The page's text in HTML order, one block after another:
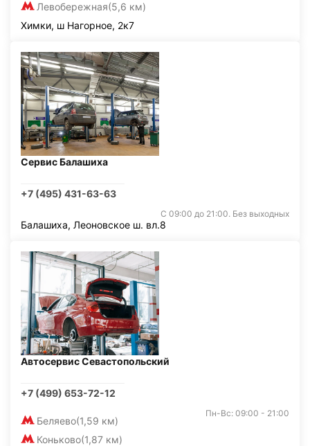
Левобережная(5,6 км)
Химки, ш Нагорное, 2к7
Сервис Балашиха
+7 (495) 431-63-63
С 09:00 до 21:00. Без выходных
Балашиха, Леоновское ш. вл.8
Автосервис Севастопольский
+7 (499) 653-72-12
Беляево(1,59 км)
Коньково(1,87 км)
Пн-Вс: 09:00 - 21:00